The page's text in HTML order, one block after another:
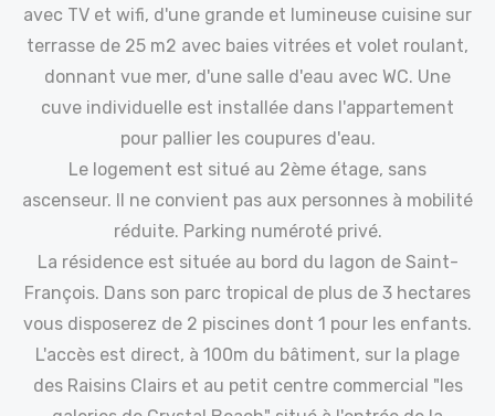
avec TV et wifi, d'une grande et lumineuse cuisine sur
terrasse de 25 m2 avec baies vitrées et volet roulant,
donnant vue mer, d'une salle d'eau avec WC. Une
cuve individuelle est installée dans l'appartement
pour pallier les coupures d'eau.
Le logement est situé au 2ème étage, sans
ascenseur. Il ne convient pas aux personnes à mobilité
réduite. Parking numéroté privé.
La résidence est située au bord du lagon de Saint-
François. Dans son parc tropical de plus de 3 hectares
vous disposerez de 2 piscines dont 1 pour les enfants.
L'accès est direct, à 100m du bâtiment, sur la plage
des Raisins Clairs et au petit centre commercial "les